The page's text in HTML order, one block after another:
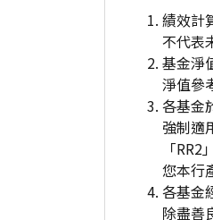
績效計
不代表
基金淨
淨值參
各基金
強制適
「
您本行
各基金
除盡善